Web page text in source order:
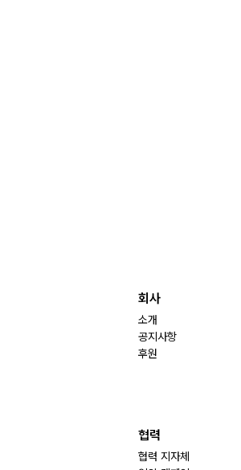
회사
소개
공지사항
후원
협력
협력 지자체